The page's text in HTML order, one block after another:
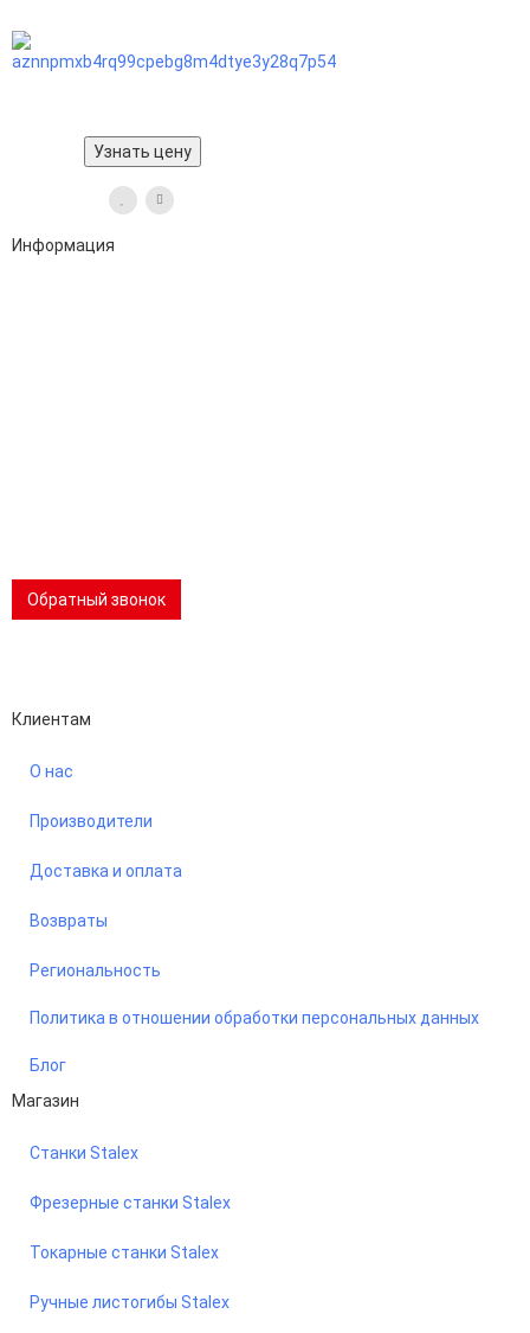
Узнать цену
Информация
Обратный звонок
Клиентам
О нас
Производители
Доставка и оплата
Возвраты
Региональность
Политика в отношении обработки персональных данных
Блог
Магазин
Станки Stalex
Фрезерные станки Stalex
Токарные станки Stalex
Ручные листогибы Stalex